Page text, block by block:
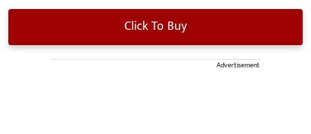
Click To Buy
Advertisement